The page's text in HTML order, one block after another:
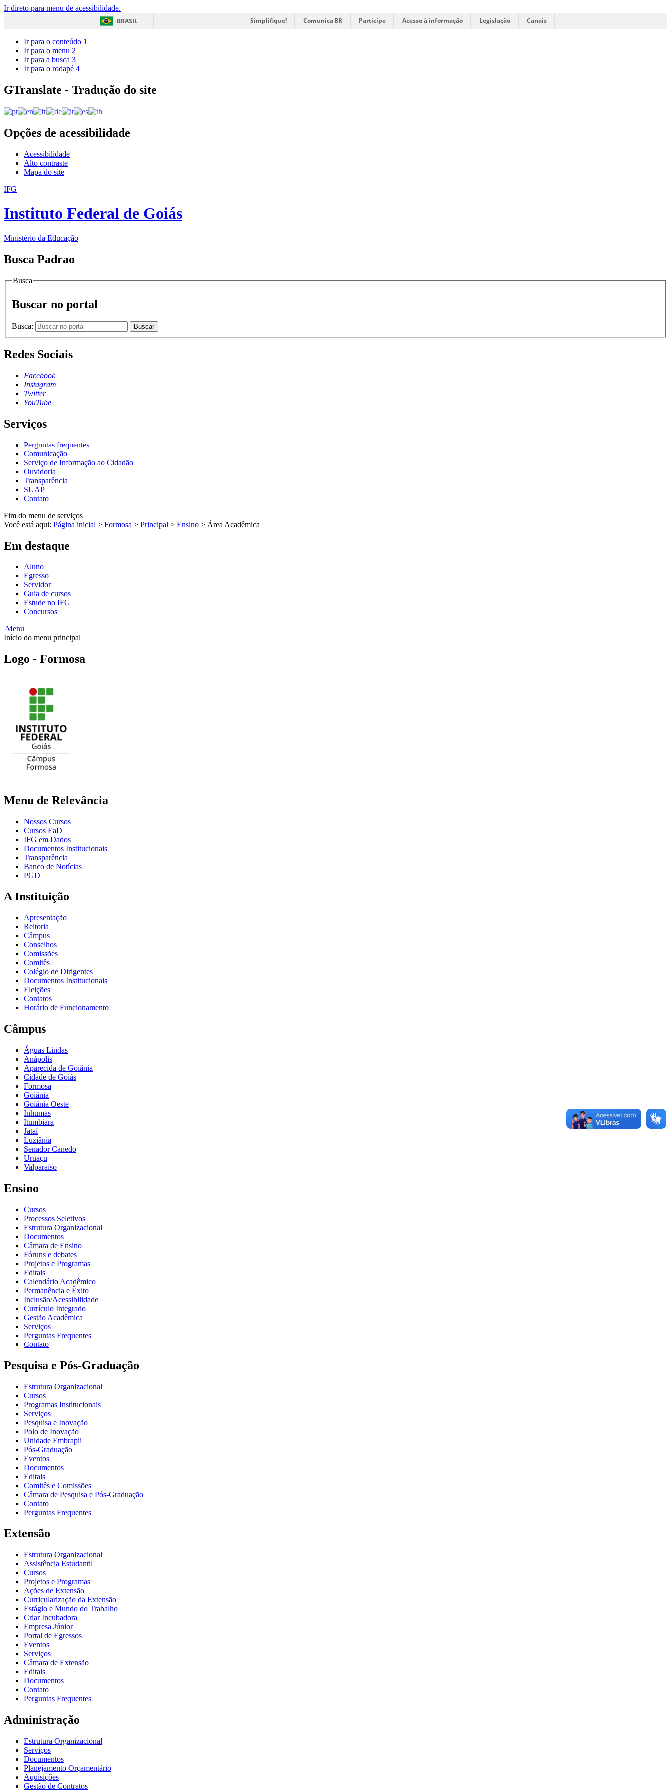
Ir direto para menu de acessibilidade.
BRASIL
Simplifique! Comunica BR Participe Acesso à informação Legislação Canais
Ir para o conteúdo 1
Ir para o menu 2
Ir para a busca 3
Ir para o rodapé 4
GTranslate - Tradução do site
Opções de acessibilidade
Acessibilidade
Alto contraste
Mapa do site
IFG
Instituto Federal de Goiás
Ministério da Educação
Busca Padrao
Busca
Buscar no portal
Busca: Buscar
Redes Sociais
Facebook
Instagram
Twitter
YouTube
Serviços
Perguntas frequentes
Comunicação
Serviço de Informação ao Cidadão
Ouvidoria
Transparência
SUAP
Contato
Fim do menu de serviços
Você está aqui: Página inicial > Formosa > Principal > Ensino > Área Acadêmica
Em destaque
Aluno
Egresso
Servidor
Guia de cursos
Estude no IFG
Concursos
Menu
Início do menu principal
Logo - Formosa
Menu de Relevância
Nossos Cursos
Cursos EaD
IFG em Dados
Documentos Institucionais
Transparência
Banco de Notícias
PGD
A Instituição
Apresentação
Reitoria
Câmpus
Conselhos
Comissões
Comitês
Colégio de Dirigentes
Documentos Institucionais
Eleições
Contatos
Horário de Funcionamento
Câmpus
Águas Lindas
Anápolis
Aparecida de Goiânia
Cidade de Goiás
Formosa
Goiânia
Goiânia Oeste
Inhumas
Itumbiara
Jataí
Luziânia
Senador Canedo
Uruaçu
Valparaíso
Ensino
Cursos
Processos Seletivos
Estrutura Organizacional
Documentos
Câmara de Ensino
Fóruns e debates
Projetos e Programas
Editais
Calendário Acadêmico
Permanência e Êxito
Inclusão/Acessibilidade
Currículo Integrado
Gestão Acadêmica
Serviços
Perguntas Frequentes
Contato
Pesquisa e Pós-Graduação
Estrutura Organizacional
Cursos
Programas Institucionais
Serviços
Pesquisa e Inovação
Polo de Inovação
Unidade Embrapii
Pós-Graduação
Eventos
Documentos
Editais
Comitês e Comissões
Câmara de Pesquisa e Pós-Graduação
Contato
Perguntas Frequentes
Extensão
Estrutura Organizacional
Assistência Estudantil
Cursos
Projetos e Programas
Ações de Extensão
Curricularização da Extensão
Estágio e Mundo do Trabalho
Criar Incubadora
Empresa Júnior
Portal de Egressos
Eventos
Serviços
Câmara de Extensão
Editais
Documentos
Contato
Perguntas Frequentes
Administração
Estrutura Organizacional
Serviços
Documentos
Planejamento Orçamentário
Aquisições
Gestão de Contratos